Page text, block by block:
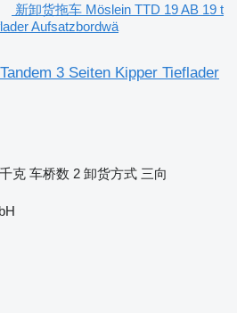
新卸货拖车 Möslein TTD 19 AB 19 t
Aufsatzbordwä
3 Seiten Kipper Tieflader
克 车桥数 2 卸货方式 三向